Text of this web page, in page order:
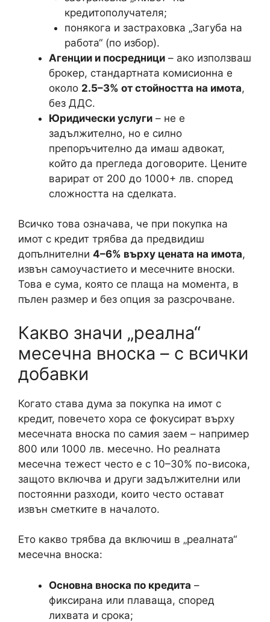
кредитополучателя;
понякога и застраховка „Загуба на
работа“ (по избор).
Агенции и посредници – ако използваш
брокер, стандартната комисионна е
около 2.5–3% от стойността на имота,
без ДДС.
Юридически услуги – не е
задължително, но е силно
препоръчително да имаш адвокат,
който да прегледа договорите. Цените
варират от 200 до 1000+ лв. според
сложността на сделката.
Всичко това означава, че при покупка на
имот с кредит трябва да предвидиш
допълнителни 4–6% върху цената на имота,
извън самоучастието и месечните вноски.
Това е сума, която се плаща на момента, в
пълен размер и без опция за разсрочване.
Какво значи „реална“
месечна вноска – с всички
добавки
Когато става дума за покупка на имот с
кредит, повечето хора се фокусират върху
месечната вноска по самия заем – например
800 или 1000 лв. месечно. Но реалната
месечна тежест често е с 10–30% по-висока,
защото включва и други задължителни или
постоянни разходи, които често остават
извън сметките в началото.
Ето какво трябва да включиш в „реалната“
месечна вноска:
Основна вноска по кредита –
фиксирана или плаваща, според
лихвата и срока;